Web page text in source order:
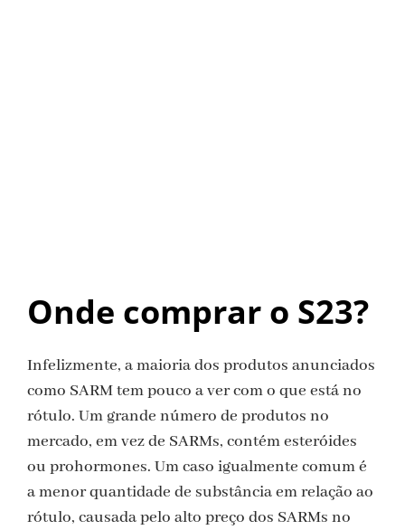
Onde comprar o S23?
Infelizmente, a maioria dos produtos anunciados
como SARM tem pouco a ver com o que está no
rótulo. Um grande número de produtos no
mercado, em vez de SARMs, contém esteróides
ou prohormones. Um caso igualmente comum é
a menor quantidade de substância em relação ao
rótulo, causada pelo alto preço dos SARMs no